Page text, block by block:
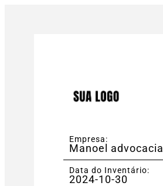
Empresa:
Manoel advocacia
Data do Inventário:
2024-10-30